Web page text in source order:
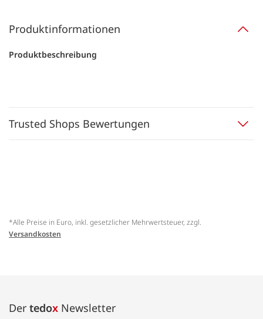
Produktinformationen
Produktbeschreibung
Trusted Shops Bewertungen
*Alle Preise in Euro, inkl. gesetzlicher Mehrwertsteuer, zzgl.
Versandkosten
Der tedox Newsletter